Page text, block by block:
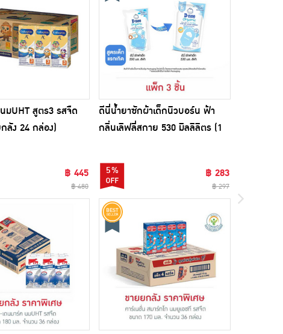
มUHT สูตร3 รสจืด
ลัง 24 กล่อง)
฿ 445
฿ 480
ดีนี่น้ำยาซักผ้าเด็กนิวบอร์น ฟ้า
กลิ่นเลิฟลี่สกาย 530 มิลลิลิตร (1
5% ฿ 283
฿ 297